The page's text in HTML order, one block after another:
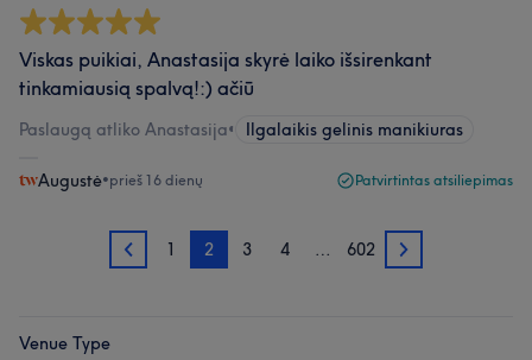
Viskas puikiai, Anastasija skyrė laiko išsirenkant
tinkamiausią spalvą!:) ačiū
Paslaugą atliko Anastasija• Ilgalaikis gelinis manikiuras
Augustė•prieš 16 dienų Patvirtintas atsiliepimas
1 1 2 3 4 … 602 3
Venue Type